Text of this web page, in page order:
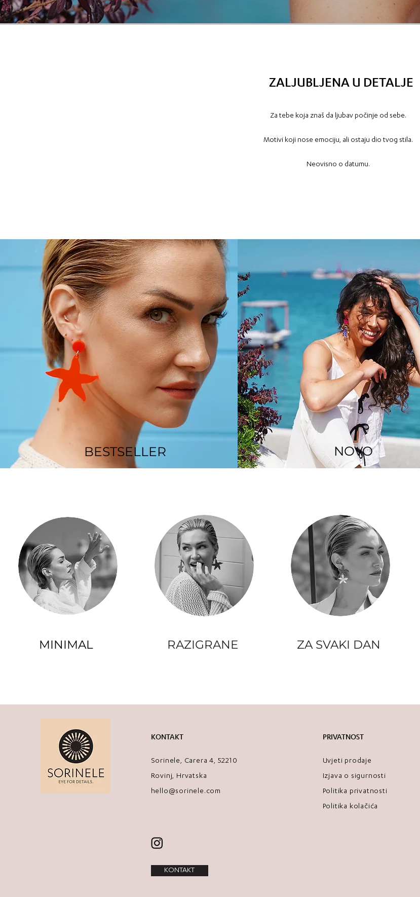
ZALJUBLJENA U DETALJE
Za tebe koja znaš da ljubav počinje od sebe.
Motivi koji nose emociju, ali ostaju dio tvog stila.
Neovisno o datumu.
BESTSELLER NOVO
MINIMAL RAZIGRANE ZA SVAKI DAN
KONTAKT
Sorinele, Carera 4, 52210
Rovinj, Hrvatska
hello@sorinele.com
PRIVATNOST
Uvjeti prodaje
Izjava o sigurnosti
Politika privatnosti
Politika kolačića
KONTAKT